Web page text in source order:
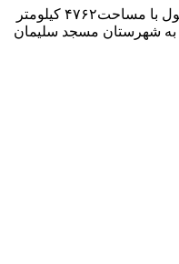
دانلود رایگان مطالعات دزفول دانلود مطالعات اقلیمی دزفول موقعیت جغرافیایی شهر دزفول شهر دزفول جزء استان خوزستان ودر جنوب غربي ايران واقع ميباشد.شهرستان دزفول با مساحت۴۷۶۲ كيلومتر
شهرستان مسجد سليمان